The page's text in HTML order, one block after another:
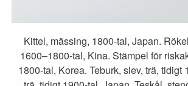
Kittel, mässing, 1800-tal, Japan.
1600–1800-tal, Kina. Stämpel för
1800-tal, Korea. Teburk, slev, trä, tidigt